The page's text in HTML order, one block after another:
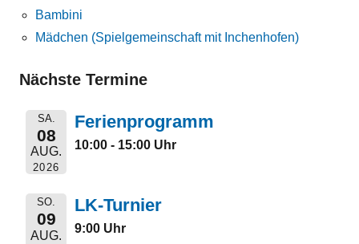
Bambini
Mädchen (Spielgemeinschaft mit Inchenhofen)
Nächste Termine
SA.
08
AUG.
2026
Ferienprogramm
10:00 - 15:00 Uhr
SO.
09
AUG.
LK-Turnier
9:00 Uhr